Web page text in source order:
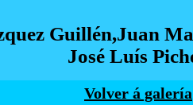
Guillén,Juan
José Luís
Volver á galería